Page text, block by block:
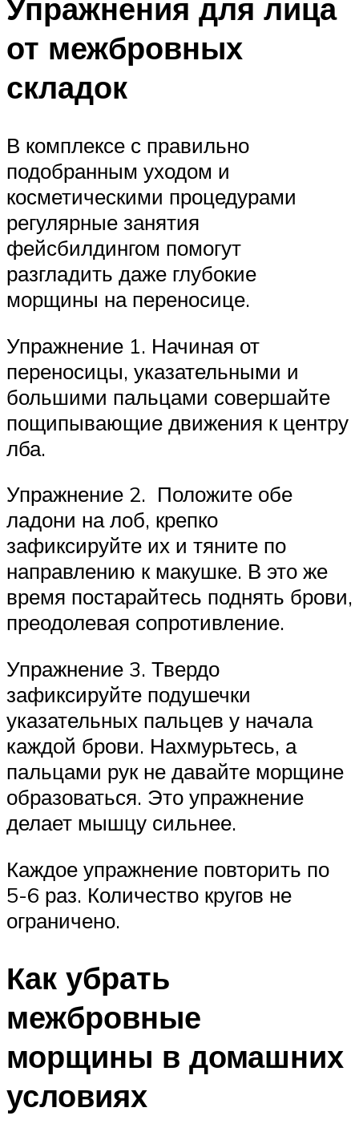
Упражнения для лица
от межбровных
складок
В комплексе с правильно
подобранным уходом и
косметическими процедурами
регулярные занятия
фейсбилдингом помогут
разгладить даже глубокие
морщины на переносице.
Упражнение 1. Начиная от
переносицы, указательными и
большими пальцами совершайте
пощипывающие движения к центру
лба.
Упражнение 2. Положите обе
ладони на лоб, крепко
зафиксируйте их и тяните по
направлению к макушке. В это же
время постарайтесь поднять брови,
преодолевая сопротивление.
Упражнение 3. Твердо
зафиксируйте подушечки
указательных пальцев у начала
каждой брови. Нахмурьтесь, а
пальцами рук не давайте морщине
образоваться. Это упражнение
делает мышцу сильнее.
Каждое упражнение повторить по
5-6 раз. Количество кругов не
ограничено.
Как убрать
межбровные
морщины в домашних
условиях